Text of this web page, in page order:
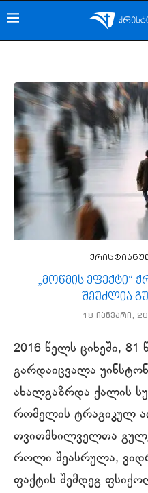
„მოწმის ეფექტი“
შეუძლია
18 იანვარი,
2016 წელს ციხეში, 81
გარდაიცვალა
ახალგაზრდა ქალის
რომელის ტრაგიკულ
თვითმხილველთა
როლი შეასრულა,
ფაქტის შემდეგ